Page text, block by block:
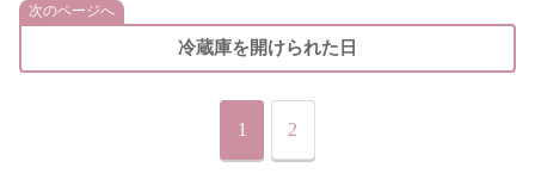
次のページへ
冷蔵庫を開けられた日
1 2